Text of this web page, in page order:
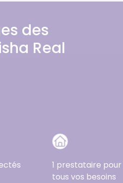
des
Real
1 prestataire
tous vos besoins